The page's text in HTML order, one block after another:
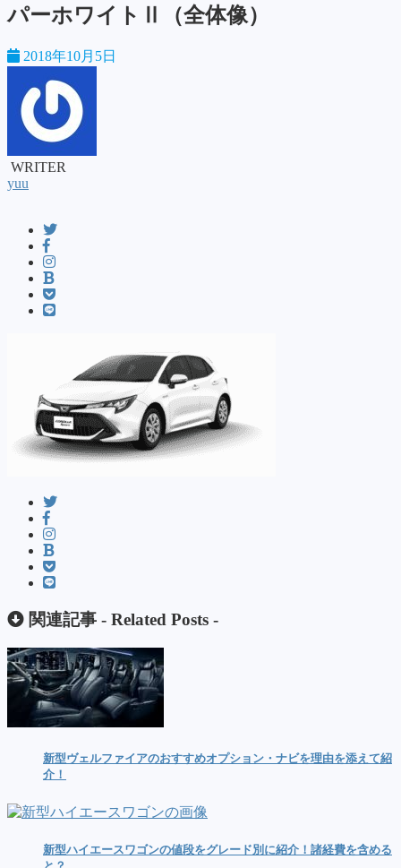
パーホワイトⅡ（全体像）
2018年10月5日
WRITER
yuu
関連記事 - Related Posts -
新型ヴェルファイアのおすすめオプション・ナビを理由を添えて紹
介！
新型ハイエースワゴンの値段をグレード別に紹介！諸経費を含める